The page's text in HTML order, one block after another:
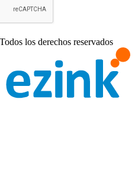
los derechos reservados